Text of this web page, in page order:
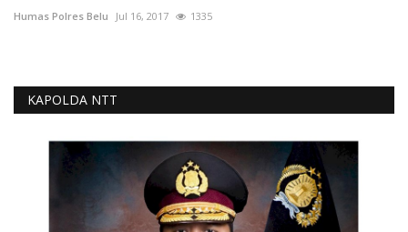
Humas Polres Belu Jul 16, 2017 1335
KAPOLDA NTT